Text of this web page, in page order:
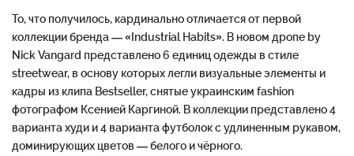
То, что получилось, кардинально отличается от первой
коллекции бренда — «Industrial Habits». В новом дропе by
Nick Vangard представлено 6 единиц одежды в стиле
streetwear, в основу которых легли визуальные элементы и
кадры из клипа Bestseller, снятые украинским fashion
фотографом Ксенией Каргиной. В коллекции представлено 4
варианта худи и 4 варианта футболок с удлиненным рукавом,
доминирующих цветов — белого и чёрного.